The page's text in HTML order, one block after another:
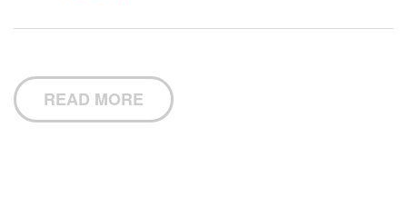
READ MORE